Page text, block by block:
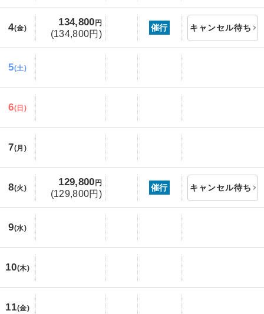
4(金)
134,800 円
(134,800円)
催行 キャンセル待ち
5(土)
6(日)
7(月)
8(火)
129,800 円
(129,800円)
催行 キャンセル待ち
9(水)
10(木)
11(金)